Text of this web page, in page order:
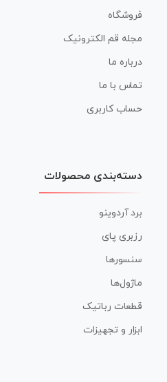
فروشگاه
مجله قم الکترونیک
درباره ما
تماس با ما
حساب کاربری
دسته‌بندی محصولات
برد آردوینو
رزبری پای
سنسورها
ماژول‌ها
قطعات رباتیک
ابزار و تجهیزات